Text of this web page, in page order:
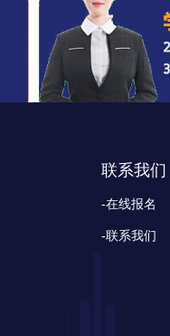
联系我们
-在线报名
-联系我们